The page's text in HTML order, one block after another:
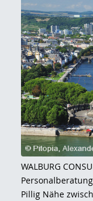
WALBURG
Personalberatung
Pillig Nähe